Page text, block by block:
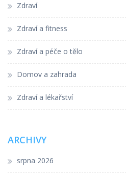
Zdraví
Zdraví a fitness
Zdraví a péče o tělo
Domov a zahrada
Zdraví a lékařství
ARCHIVY
srpna 2026